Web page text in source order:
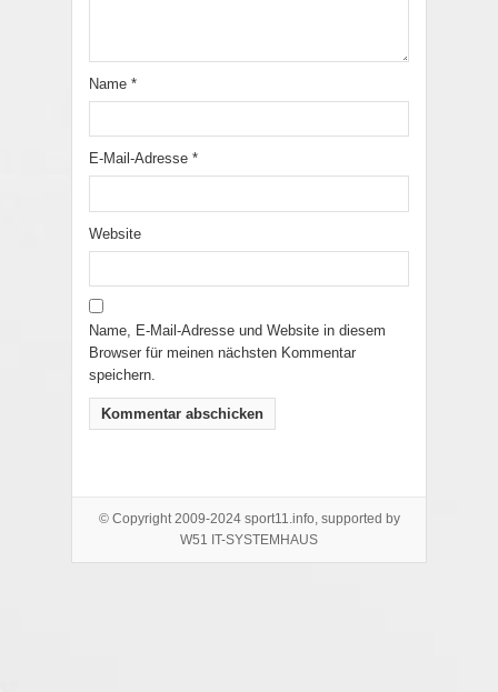
Name *
E-Mail-Adresse *
Website
Name, E-Mail-Adresse und Website in diesem
Browser für meinen nächsten Kommentar
speichern.
© Copyright 2009-2024 sport11.info, supported by
W51 IT-SYSTEMHAUS